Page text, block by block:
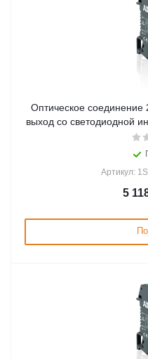
Оптическое
выход со светодиодной
Артикул:
5